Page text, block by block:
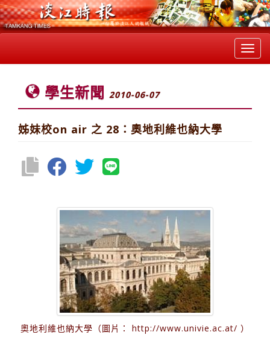
學生新聞 2010-06-07
姊妹校on air 之 28：奧地利維也納大學
奧地利維也納大學（圖片： http://www.univie.ac.at/ ）